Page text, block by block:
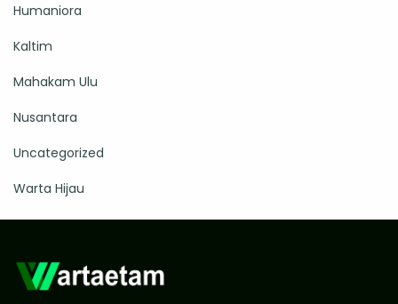
Humaniora
Kaltim
Mahakam Ulu
Nusantara
Uncategorized
Warta Hijau